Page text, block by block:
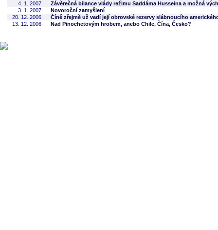
4. 1. 2007
Závěrečná bilance vlády režimu Saddáma Husseina a možná
3. 1. 2007
Novoroční zamyšlení
20. 12. 2006
Číně zřejmě už vadí její obrovské rezervy slábnoucího
13. 12. 2006
Nad Pinochetovým hrobem, anebo Chile, Čína, Česko?